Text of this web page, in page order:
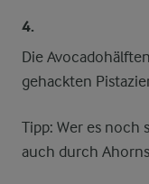
4.
Die
gehackten
Tipp: Wer es noch
auch durch